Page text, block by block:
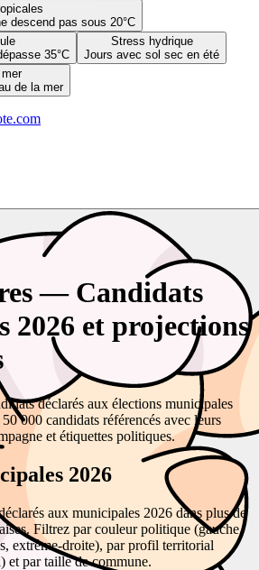
descend pas sous 20°C
35°C
Stress hydrique
Jours avec sol sec en été
de la mer
— Candidats
2026 et projections
déclarés aux élections municipales
000 candidats référencés avec leurs
et étiquettes politiques.
2026
aux municipales 2026 dans plus de
Filtrez par couleur politique (gauche,
extrême-droite), par profil territorial
et par taille de commune.